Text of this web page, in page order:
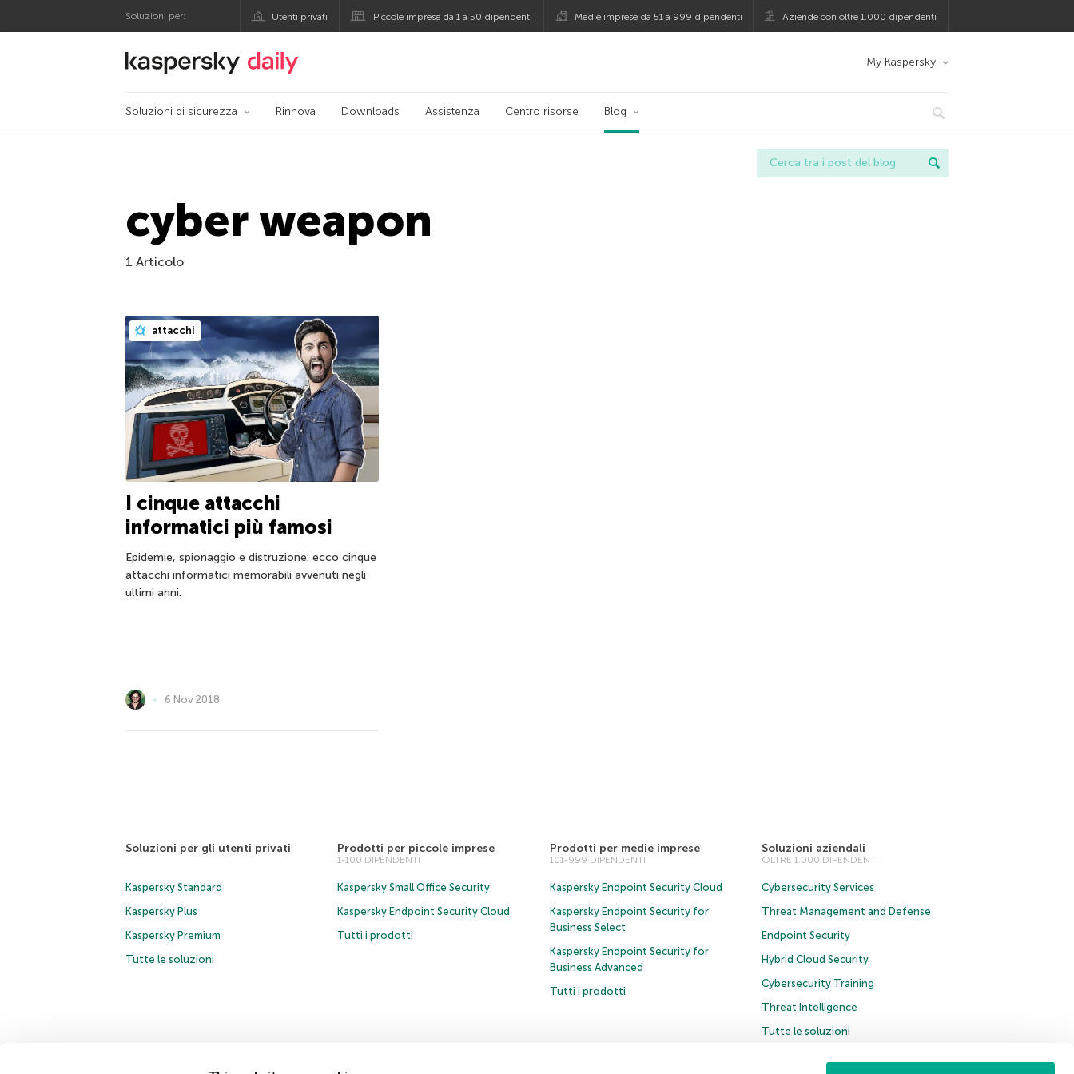
Soluzioni per: Utenti privati Piccole imprese da 1 a 50 dipendenti Medie imprese da 51 a 999 dipendenti Aziende con oltre 1.000 dipendenti
Blog ufficiale di Kaspersky My Kaspersky
Soluzioni di sicurezza Rinnova Downloads Assistenza Centro risorse Blog
cyber weapon
1 Articolo
attacchi
I cinque attacchi
informatici più famosi
Epidemie, spionaggio e distruzione: ecco cinque
attacchi informatici memorabili avvenuti negli
ultimi anni.
6 Nov 2018
Soluzioni per gli utenti privati
Kaspersky Standard
Kaspersky Plus
Kaspersky Premium
Tutte le soluzioni
Prodotti per piccole imprese
1-100 DIPENDENTI
Kaspersky Small Office Security
Kaspersky Endpoint Security Cloud
Tutti i prodotti
Prodotti per medie imprese
101-999 DIPENDENTI
Kaspersky Endpoint Security Cloud
Kaspersky Endpoint Security for
Business Select
Kaspersky Endpoint Security for
Business Advanced
Tutti i prodotti
Soluzioni aziendali
OLTRE 1.000 DIPENDENTI
Cybersecurity Services
Threat Management and Defense
Endpoint Security
Hybrid Cloud Security
Cybersecurity Training
Threat Intelligence
Tutte le soluzioni